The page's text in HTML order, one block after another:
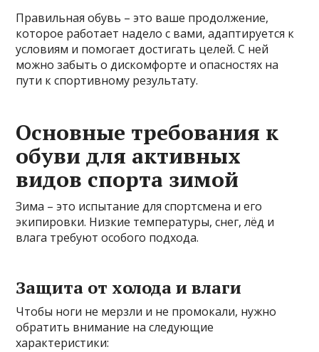
Правильная обувь – это ваше продолжение,
которое работает надело с вами, адаптируется к
условиям и помогает достигать целей. С ней
можно забыть о дискомфорте и опасностях на
пути к спортивному результату.
Основные требования к
обуви для активных
видов спорта зимой
Зима – это испытание для спортсмена и его
экипировки. Низкие температуры, снег, лёд и
влага требуют особого подхода.
Защита от холода и влаги
Чтобы ноги не мерзли и не промокали, нужно
обратить внимание на следующие
характеристики: